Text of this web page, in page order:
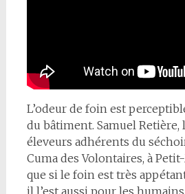
L’odeur de foin est
du bâtiment. Samuel Retière,
éleveurs adhérents du
Cuma des Volontaires, à
que si le foin est très